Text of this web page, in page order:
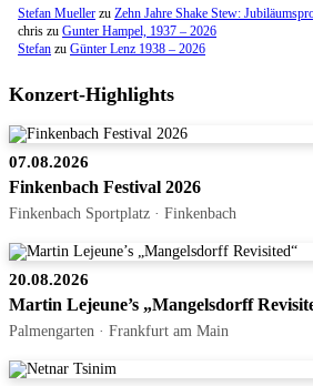
Stefan Mueller zu Zehn Jahre Shake Stew:
chris zu Gunter Hampel, 1937 – 2026
Stefan zu Günter Lenz 1938 – 2026
Konzert-Highlights
07.08.2026
Finkenbach Festival 2026
Finkenbach Sportplatz · Finkenbach
20.08.2026
Martin Lejeune’s „Mangelsdorff
Palmengarten · Frankfurt am Main